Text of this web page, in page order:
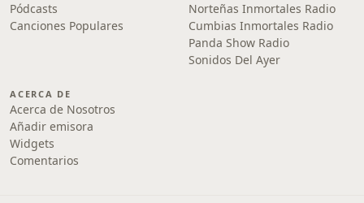
Pódcasts
Canciones Populares
Norteñas Inmortales Radio
Cumbias Inmortales Radio
Panda Show Radio
Sonidos Del Ayer
ACERCA DE
Acerca de Nosotros
Añadir emisora
Widgets
Comentarios